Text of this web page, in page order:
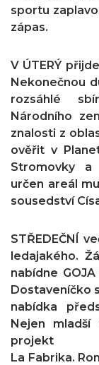
sportu
zápas.
V ÚTERÝ
Nekonečnou
rozsáhlé
Národního
znalosti z
ověřit v
Stromovky a
určen areál
sousedství
STŘEDEČNÍ
ledajakého.
nabídne
Dostaveníčko
nabídka
Nejen mladší
projekt
La Fabrika.